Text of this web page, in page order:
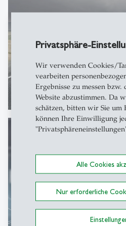
Privatsphäre-
Wir verwenden Cookies/
vearbeiten
Ergebnisse zu messen
Website abzustimmen. Da
schätzen, bitten wir Sie um
können Ihre Einwilligung
Alle Cookies
Nur erforderliche
east
HR-Analytics & Führung